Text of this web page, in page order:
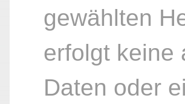
gewählten
erfolgt keine
Daten oder